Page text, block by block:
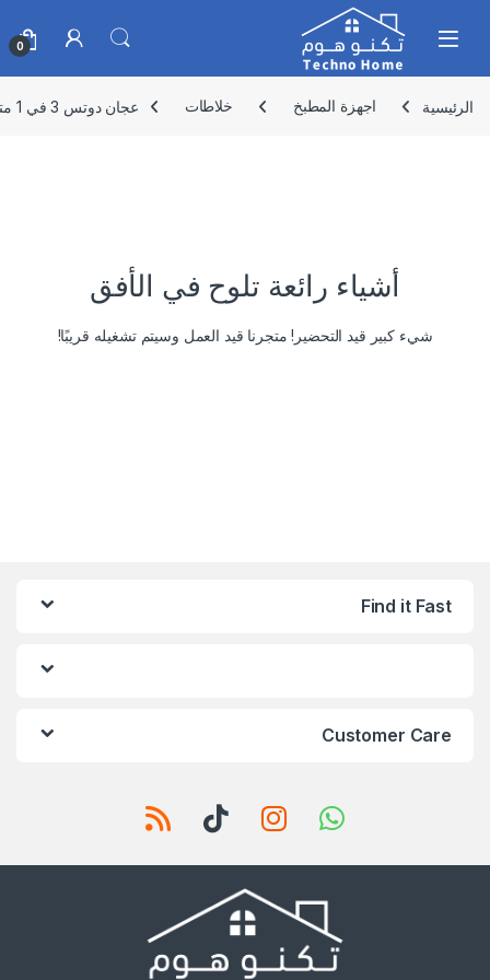
Skip to navigation
Skip to content
0
الرئيسية اجهزة المطبخ خلاطات عجان دوتس 3 في 1 متعدد الوظائف (600-1300) واط، وعاء من الفولاذ المقاوم للصدأ 6.5 لتر، خلاط 1.5 لتر، محضر طعام 0.8 لتر – MXR-021
أشياء رائعة تلوح في الأفق
شيء كبير قيد التحضير! متجرنا قيد العمل وسيتم تشغيله قريبًا!
Find it Fast
Customer Care